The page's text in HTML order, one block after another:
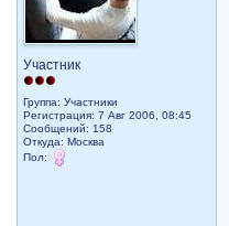
Участник
Группа: Участники
Регистрация: 7 Авг 2006, 08:45
Сообщений: 158
Откуда: Москва
Пол: